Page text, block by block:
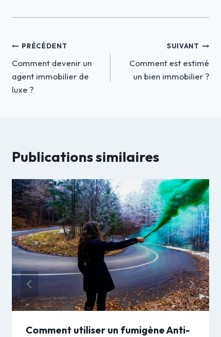
Navigation
de
l’article
PRÉCÉDENT
Comment devenir un
agent immobilier de
luxe ?
SUIVANT
Comment est estimé
un bien immobilier ?
Publications similaires
Comment utiliser un fumigène Anti-